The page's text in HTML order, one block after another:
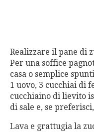
Realizzare il pane di
Per una soffice
casa o semplice
1 uovo, 3 cucchiai di
cucchiaino di lievito
di sale e, se
Lava e grattugia la